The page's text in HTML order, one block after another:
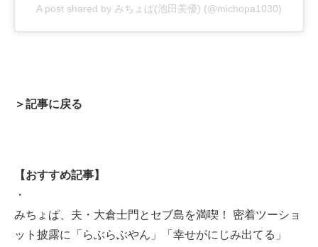
A post shared by みちょぱ(池田美優) (@michopa1030)
＞記事に戻る
【おすすめ記事】
・
みちょぱ、夫・大倉士門とセブ島を満喫！ 密着ツーショ
ット披露に「らぶらぶやん」「幸せがにじみ出てる」